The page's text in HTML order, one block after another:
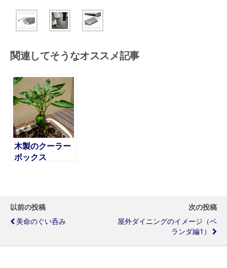
関連してそうなオススメ記事
木製のクーラー
ボックス
以前の投稿
美命のぐい呑み
次の投稿
屋外ダイニングのイメージ（ベ
ランダ編1）